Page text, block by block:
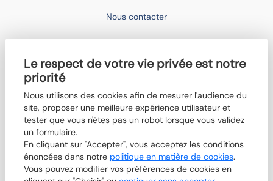
Le respect de votre vie privée est notre
priorité
Nous utilisons des cookies afin de mesurer l'audience du
site, proposer une meilleure expérience utilisateur et
tester que vous n'êtes pas un robot lorsque vous validez
un formulaire.
En cliquant sur "Accepter", vous acceptez les conditions
énoncées dans notre politique en matière de cookies.
Vous pouvez modifier vos préférences de cookies en
Nous contacter
Devenir mandataire
Qui sommes-nous ?
Boutik'IMO